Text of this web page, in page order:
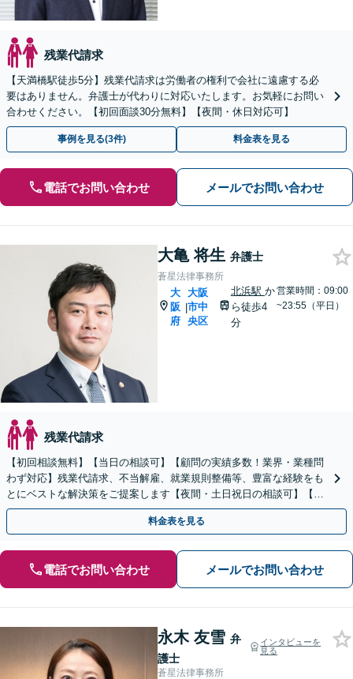
残業代請求
【天満橋駅徒歩5分】残業代請求は労働者の権利で会社に遠慮する必
要はありません。弁護士が代わりに対応いたします。お気軽にお問い
合わせください。【初回面談30分無料】【夜間・休日対応可】
事例を見る(3件) 料金表を見る
電話でお問い合わせ メールでお問い合わせ
大亀 将生 弁護士
蒼星法律事務所
大
阪
府
|
大阪
市中
央区
北浜駅 か
ら徒歩4
分
営業時間：09:00
~23:55（平日）
残業代請求
【初回相談無料】【当日の相談可】【顧問の実績多数！業界・業種問
わず対応】残業代請求、不当解雇、就業規則整備等、豊富な経験をも
とにベストな解決策をご提案します【夜間・土日祝日の相談可】【安
心の料金体系】
料金表を見る
電話でお問い合わせ メールでお問い合わせ
永木 友雪 弁
護士
インタビューを
見る
蒼星法律事務所